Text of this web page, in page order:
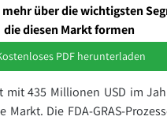
mehr über die wichtigsten
die diesen Markt formen
PDF herunterladen
mit 435 Millionen USD im
Markt. Die FDA-GRAS-